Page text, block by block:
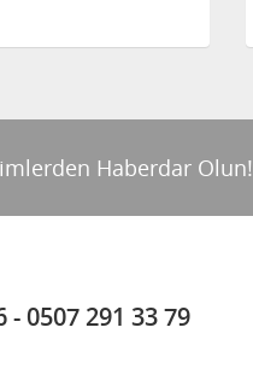
Haberdar Olun!
0507 291 33 79